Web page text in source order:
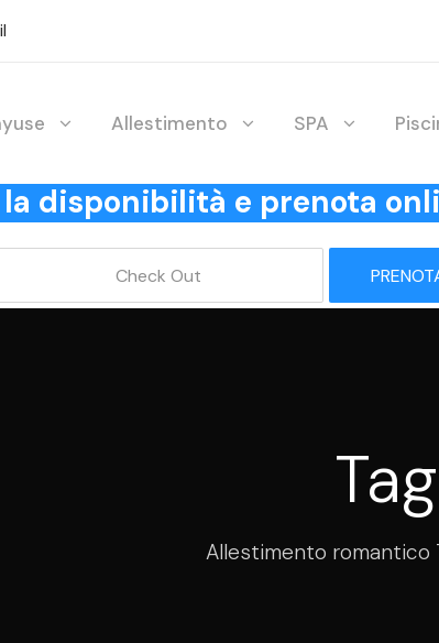
Allestimento SPA
disponibilità e prenota
Tag
Allestimento romantico